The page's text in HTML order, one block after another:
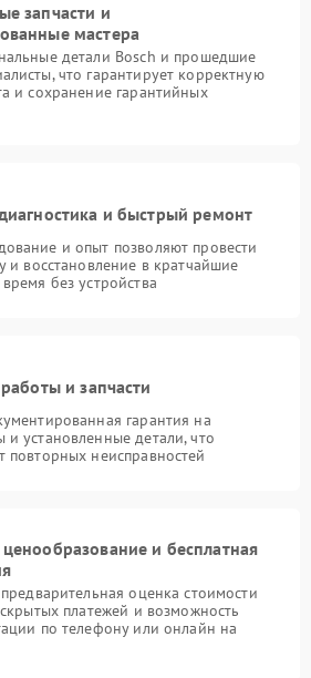
запчасти и
мастера
детали Bosch и прошедшие
что гарантирует корректную
и сохранение гарантийных
и быстрый ремонт
и опыт позволяют провести
и восстановление в кратчайшие
без устройства
и запчасти
гарантия на
установленные детали, что
повторных неисправностей
и бесплатная
оценка стоимости
платежей и возможность
по телефону или онлайн на